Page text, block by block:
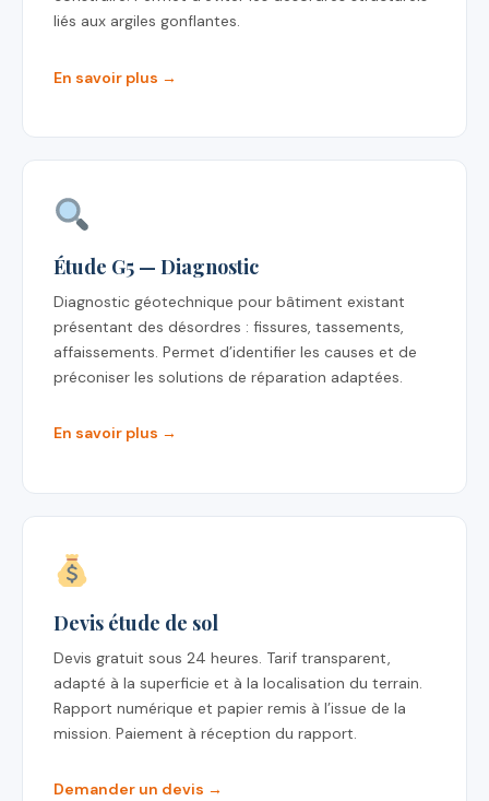
liés aux argiles gonflantes.
En savoir plus →
Étude G5 — Diagnostic
Diagnostic géotechnique pour bâtiment existant
présentant des désordres : fissures, tassements,
affaissements. Permet d’identifier les causes et de
préconiser les solutions de réparation adaptées.
En savoir plus →
Devis étude de sol
Devis gratuit sous 24 heures. Tarif transparent,
adapté à la superficie et à la localisation du terrain.
Rapport numérique et papier remis à l’issue de la
mission. Paiement à réception du rapport.
Demander un devis →